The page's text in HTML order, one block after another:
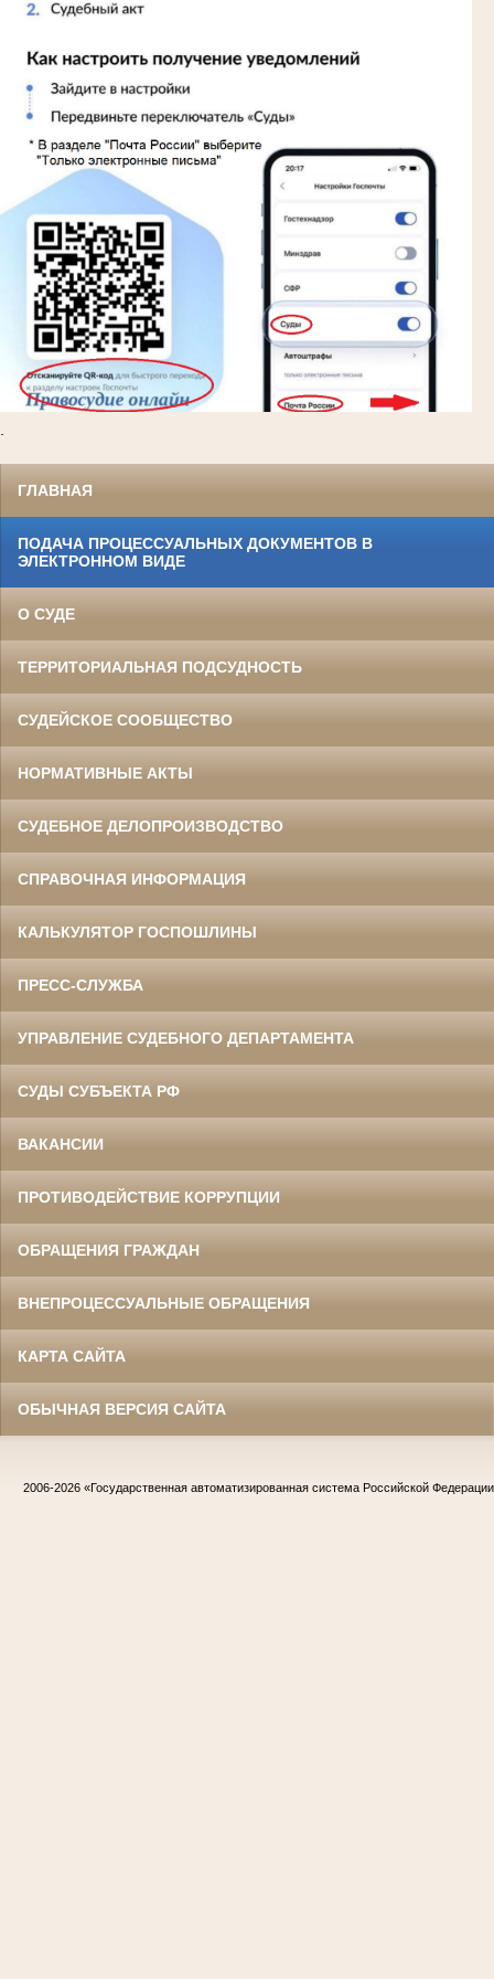
ГЛАВНАЯ
ПОДАЧА ПРОЦЕССУАЛЬНЫХ ДОКУМЕНТОВ В
ЭЛЕКТРОННОМ ВИДЕ
О СУДЕ
ТЕРРИТОРИАЛЬНАЯ ПОДСУДНОСТЬ
СУДЕЙСКОЕ СООБЩЕСТВО
НОРМАТИВНЫЕ АКТЫ
СУДЕБНОЕ ДЕЛОПРОИЗВОДСТВО
СПРАВОЧНАЯ ИНФОРМАЦИЯ
КАЛЬКУЛЯТОР ГОСПОШЛИНЫ
ПРЕСС-СЛУЖБА
УПРАВЛЕНИЕ СУДЕБНОГО ДЕПАРТАМЕНТА
СУДЫ СУБЪЕКТА РФ
ВАКАНСИИ
ПРОТИВОДЕЙСТВИЕ КОРРУПЦИИ
ОБРАЩЕНИЯ ГРАЖДАН
ВНЕПРОЦЕССУАЛЬНЫЕ ОБРАЩЕНИЯ
КАРТА САЙТА
ОБЫЧНАЯ ВЕРСИЯ САЙТА
2006-2026 «Государственная автоматизированная система Российской